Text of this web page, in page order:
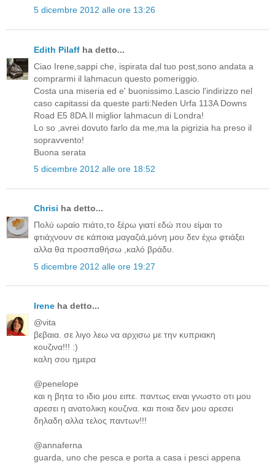
5 dicembre 2012 alle ore 13:26
Edith Pilaff ha detto...
Ciao Irene,sappi che, ispirata dal tuo post,sono andata a
comprarmi il lahmacun questo pomeriggio.
Costa una miseria ed e' buonissimo.Lascio l'indirizzo nel
caso capitassi da queste parti:Neden Urfa 113A Downs
Road E5 8DA.Il miglior lahmacun di Londra!
Lo so ,avrei dovuto farlo da me,ma la pigrizia ha preso il
sopravvento!
Buona serata
5 dicembre 2012 alle ore 18:52
Chrisi ha detto...
Πολύ ωραίο πιάτο,το ξέρω γιατί εδώ που είμαι το
φτιάχνουν σε κάποια μαγαζιά,μόνη μου δεν έχω φτιάξει
αλλα θα προσπαθήσω ,καλό βράδυ.
5 dicembre 2012 alle ore 19:27
Irene ha detto...
@vita
βεβαια. σε λιγο λεω να αρχισω με την κυπριακη
κουζινα!!! :)
καλη σου ημερα
@penelope
και η βητα το ιδιο μου ειπε. παντως ειναι γνωστο οτι μου
αρεσει η ανατολικη κουζινα. και ποια δεν μου αρεσει
δηλαδη αλλα τελος παντων!!!
@annaferna
guarda, uno che pesca e porta a casa i pesci appena